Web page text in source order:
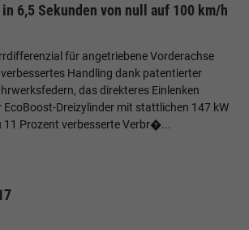
6,5 Sekunden von null auf 100 km/h
für angetriebene Vorderachse
Handling dank patentierter
das direkteres Einlenken
Dreizylinder mit stattlichen 147 kW
11 Prozent verbesserte Verbr�...